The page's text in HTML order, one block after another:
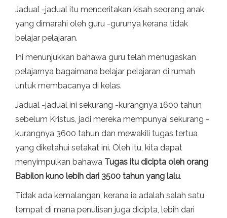
Jadual -jadual itu menceritakan kisah seorang anak
yang dimarahi oleh guru -gurunya kerana tidak
belajar pelajaran.
Ini menunjukkan bahawa guru telah menugaskan
pelajarnya bagaimana belajar pelajaran di rumah
untuk membacanya di kelas.
Jadual -jadual ini sekurang -kurangnya 1600 tahun
sebelum Kristus, jadi mereka mempunyai sekurang -
kurangnya 3600 tahun dan mewakili tugas tertua
yang diketahui setakat ini. Oleh itu, kita dapat
menyimpulkan bahawa Tugas itu dicipta oleh orang
Babilon kuno lebih dari 3500 tahun yang lalu.
Tidak ada kemalangan, kerana ia adalah salah satu
tempat di mana penulisan juga dicipta, lebih dari